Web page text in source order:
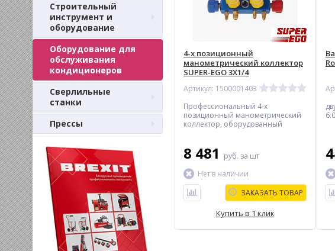
Строительный
инструмент и
оборудование
Оборудование для
обслуживания
кондиционеров
Сверлильные
станки
Прессы
4-х позиционный
манометрический коллектор
SUPER-EGO 3Х1/4
Артикул: 1500001403
Профессиональный 4-х
позиционный манометрический
коллектор, оборудованный
8 481 руб. за шт
Нет в наличии
ЗАКАЗАТЬ ТОВАР
Купить в 1 клик